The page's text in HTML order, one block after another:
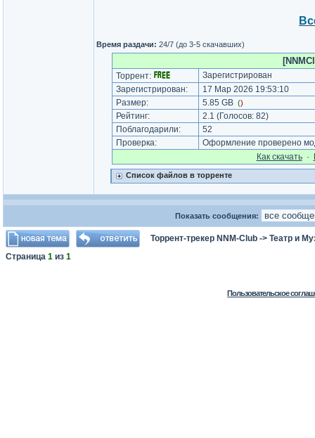
Время раздачи: 24/7 (до 3-5 скачавших)
Торрент:
Зарегистрирован
Зарегистрирован:
17 Мар 2026 19:53:10
Размер:
5.85 GB ()
Рейтинг: 2.1 (Голосов: 82)
Поблагодарили:
52
Проверка:
Оформление проверено
Как cкачать·
Список файлов в торренте
Показать сообщения:
Торрент-трекер NNM-Club -> Театр и
Страница 1 из 1
Пользовательское